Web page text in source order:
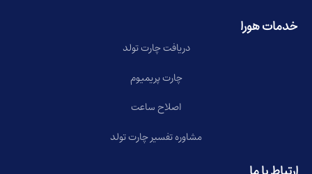
خدمات هورا
دریافت چارت تولد
چارت پریمیوم
اصلاح ساعت
مشاوره تفسیر چارت تولد